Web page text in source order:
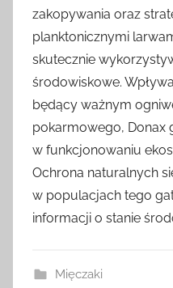
zakopywania oraz
planktonicznymi
skutecznie
środowiskowe.
będący ważnym
pokarmowego, Donax
w funkcjonowaniu
Ochrona naturalnych
w populacjach tego
informacji o stanie
Mięczaki